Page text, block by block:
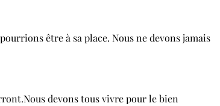
être à sa place. Nous ne devons jamais
devons tous vivre pour le bien